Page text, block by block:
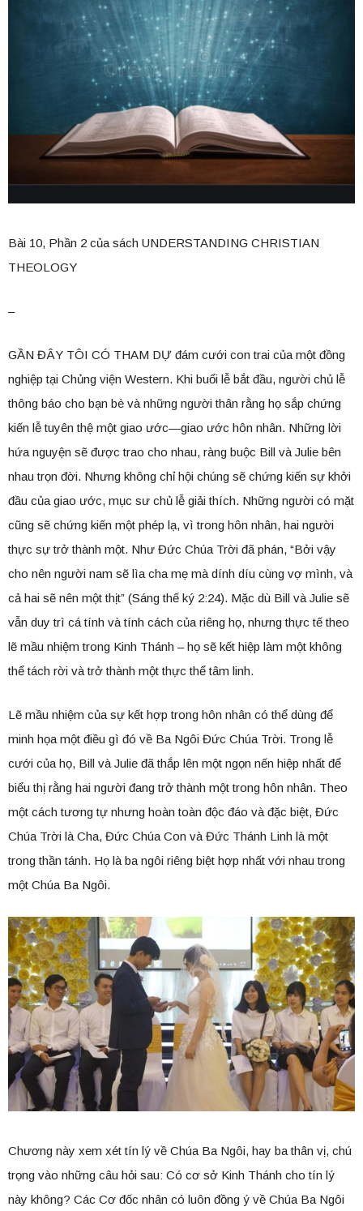
Bài 10, Phần 2 của sách UNDERSTANDING CHRISTIAN
THEOLOGY
–
GẦN ĐÂY TÔI CÓ THAM DỰ đám cưới con trai của một đồng
nghiệp tại Chủng viện Western. Khi buổi lễ bắt đầu, người chủ lễ
thông báo cho bạn bè và những người thân rằng họ sắp chứng
kiến lễ tuyên thệ một giao ước—giao ước hôn nhân. Những lời
hứa nguyện sẽ được trao cho nhau, ràng buộc Bill và Julie bên
nhau trọn đời. Nhưng không chỉ hội chúng sẽ chứng kiến sự khởi
đầu của giao ước, mục sư chủ lễ giải thích. Những người có mặt
cũng sẽ chứng kiến một phép lạ, vì trong hôn nhân, hai người
thực sự trở thành một. Như Đức Chúa Trời đã phán, “Bởi vậy
cho nên người nam sẽ lìa cha mẹ mà dính díu cùng vợ mình, và
cả hai sẽ nên một thịt” (Sáng thế ký 2:24). Mặc dù Bill và Julie sẽ
vẫn duy trì cá tính và tính cách của riêng họ, nhưng thực tế theo
lẽ mầu nhiệm trong Kinh Thánh – họ sẽ kết hiệp làm một không
thể tách rời và trở thành một thực thể tâm linh.
Lẽ mầu nhiệm của sự kết hợp trong hôn nhân có thể dùng để
minh họa một điều gì đó về Ba Ngôi Đức Chúa Trời. Trong lễ
cưới của họ, Bill và Julie đã thắp lên một ngọn nến hiệp nhất để
biểu thị rằng hai người đang trở thành một trong hôn nhân. Theo
một cách tương tự nhưng hoàn toàn độc đáo và đặc biệt, Đức
Chúa Trời là Cha, Đức Chúa Con và Đức Thánh Linh là một
trong thần tánh. Họ là ba ngôi riêng biệt hợp nhất với nhau trong
một Chúa Ba Ngôi.
Chương này xem xét tín lý về Chúa Ba Ngôi, hay ba thân vị, chú
trọng vào những câu hỏi sau: Có cơ sở Kinh Thánh cho tín lý
này không? Các Cơ đốc nhân có luôn đồng ý về Chúa Ba Ngôi